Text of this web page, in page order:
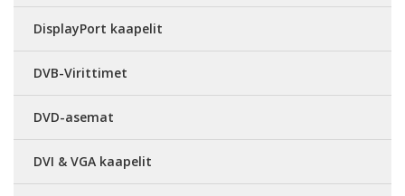
DisplayPort kaapelit
DVB-Virittimet
DVD-asemat
DVI & VGA kaapelit